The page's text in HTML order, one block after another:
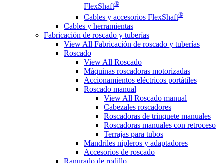
FlexShaft®
Cables y accesorios FlexShaft®
Cables y herramientas
Fabricación de roscado y tuberías
View All Fabricación de roscado y tuberías
Roscado
View All Roscado
Máquinas roscadoras motorizadas
Accionamientos eléctricos portátiles
Roscado manual
View All Roscado manual
Cabezales roscadores
Roscadoras de trinquete manuales
Roscadoras manuales con retroceso
Terrajas para tubos
Mandriles nipleros y adaptadores
Accesorios de roscado
Ranurado de rodillo